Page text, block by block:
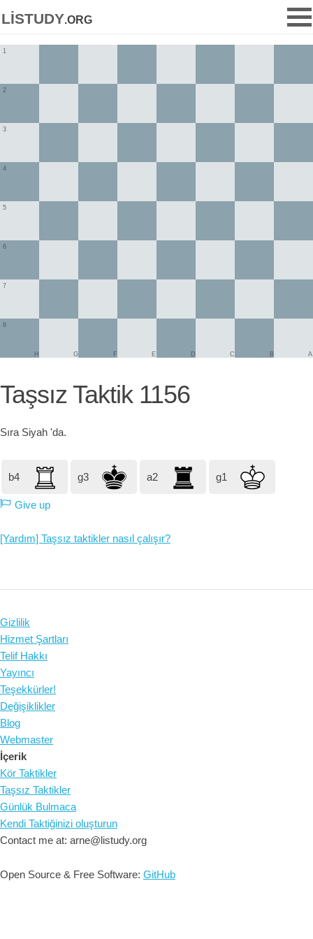
listudy.org
1
2
3
4
5
6
7
8
A
B
C
D
E
F
G
H
Taşsız Taktik 1156
Sıra Siyah 'da.
b4 g3 a2 g1
Give up
[Yardım] Taşsız taktikler nasıl çalışır?
Gizlilik
Hizmet Şartları
Telif Hakkı
Yayıncı
Teşekkürler!
Değişiklikler
Blog
Webmaster
İçerik
Kör Taktikler
Taşsız Taktikler
Günlük Bulmaca
Kendi Taktiğinizi oluşturun
Contact me at: arne@listudy.org
Open Source & Free Software: GitHub